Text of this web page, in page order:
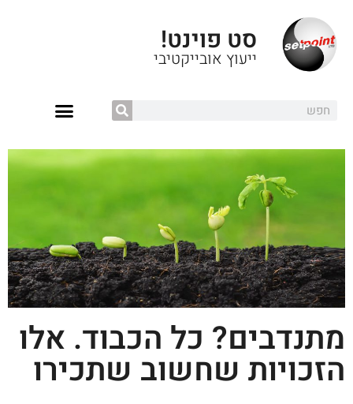
סט פוינט!
ייעוץ אובייקטיבי
מתנדבים? כל הכבוד. אלו
הזכויות שחשוב שתכירו